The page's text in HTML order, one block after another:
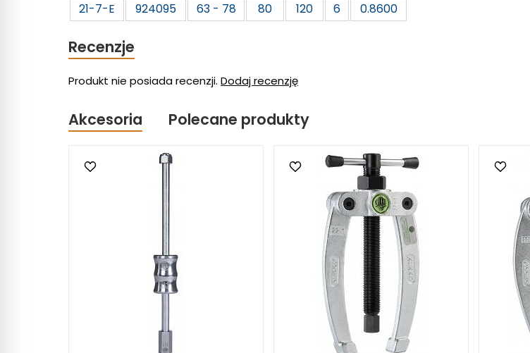
21-7-E
924095 63 - 78 80 120 6 0.8600
Recenzje
Produkt nie posiada recenzji. Dodaj recenzję
Akcesoria Polecane produkty